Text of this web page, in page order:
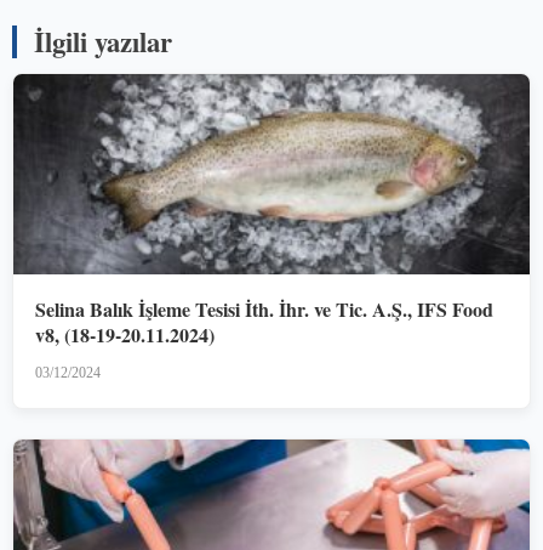
İlgili yazılar
Selina Balık İşleme Tesisi İth. İhr. ve Tic. A.Ş., IFS Food
v8, (18-19-20.11.2024)
03/12/2024